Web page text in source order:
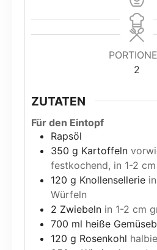
2
ZUTATEN
Für den Eintopf
Rapsöl
350 g Kartoffeln
festkochend, in 1-2
120 g Knollensellerie
Würfeln
2 Zwiebeln in 1-2 cm
700 ml heiße
120 g Rosenkohl